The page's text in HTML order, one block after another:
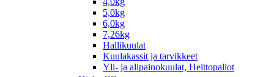
5,0kg
6,0kg
7,26kg
Hallikuulat
Kuulakassit ja tarvikkeet
Yli- ja alipainokuulat, Heittopallot